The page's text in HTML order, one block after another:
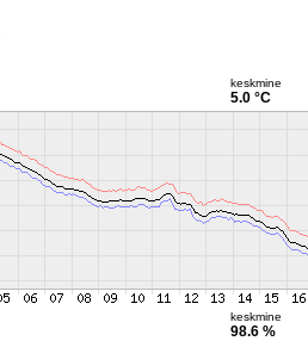
keskmine
5.0 °C
keskmine
98.6 %